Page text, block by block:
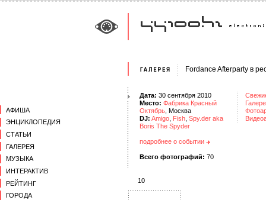
АФИША
ЭНЦИКЛОПЕДИЯ
СТАТЬИ
ГАЛЕРЕЯ
МУЗЫКА
ИНТЕРАКТИВ
РЕЙТИНГ
ГОРОДА
Fordance Afterparty в
Дата: 30 сентября 2010
Место: Фабрика Красный
Октябрь , Москва
DJ: Amigo Fish Spy.der aka
Boris The Spyder
подробнее о событии
Всего фотографий: 70
10